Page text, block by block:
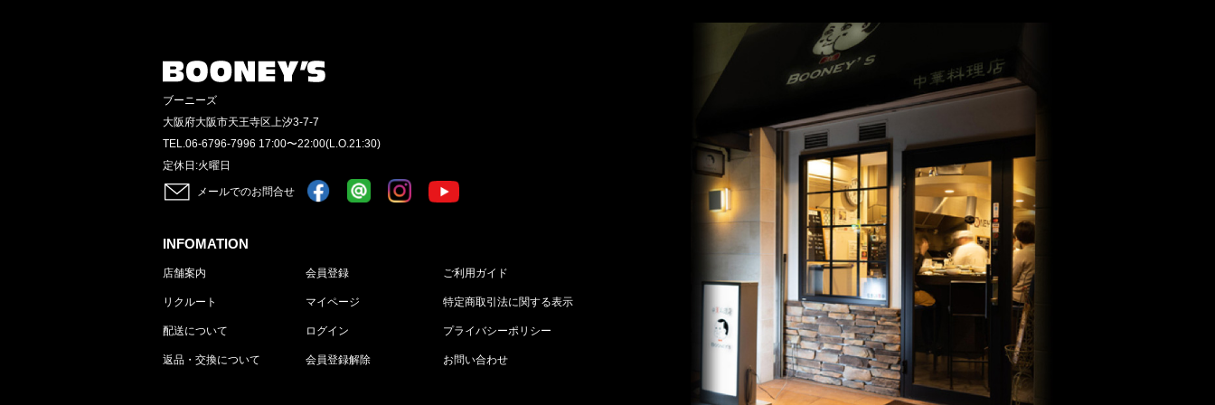
ブーニーズ
大阪府大阪市天王寺区上汐3-7-7
TEL.06-6796-7996 17:00〜22:00(L.O.21:30)
定休日:火曜日
メールでのお問合せ
INFOMATION
店舗案内
リクルート
配送について
返品・交換について
会員登録
マイページ
ログイン
会員登録解除
ご利用ガイド
特定商取引法に関する表示
プライバシーポリシー
お問い合わせ